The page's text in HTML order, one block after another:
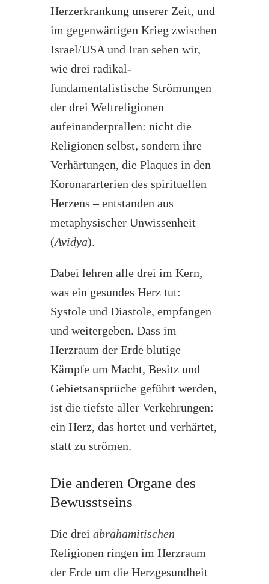
Herzerkrankung unserer Zeit, und
im gegenwärtigen Krieg zwischen
Israel/USA und Iran sehen wir,
wie drei radikal-
fundamentalistische Strömungen
der drei Weltreligionen
aufeinanderprallen: nicht die
Religionen selbst, sondern ihre
Verhärtungen, die Plaques in den
Koronararterien des spirituellen
Herzens – entstanden aus
metaphysischer Unwissenheit
(Avidya).
Dabei lehren alle drei im Kern,
was ein gesundes Herz tut:
Systole und Diastole, empfangen
und weitergeben. Dass im
Herzraum der Erde blutige
Kämpfe um Macht, Besitz und
Gebietsansprüche geführt werden,
ist die tiefste aller Verkehrungen:
ein Herz, das hortet und verhärtet,
statt zu strömen.
Die anderen Organe des
Bewusstseins
Die drei abrahamitischen
Religionen ringen im Herzraum
der Erde um die Herzgesundheit